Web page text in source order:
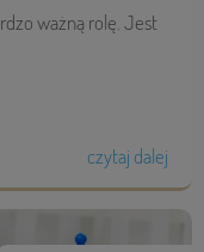
ważną rolę. Jest
czytaj dalej